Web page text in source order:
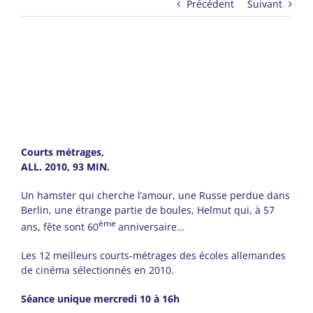
Précédent Suivant
Courts métrages,
ALL. 2010, 93 MIN.
Un hamster qui cherche l’amour, une Russe perdue dans
Berlin, une étrange partie de boules, Helmut qui, à 57
ans, fête sont 60ème anniversaire…
Les 12 meilleurs courts-métrages des écoles allemandes
de cinéma sélectionnés en 2010.
Séance unique mercredi 10 à 16h